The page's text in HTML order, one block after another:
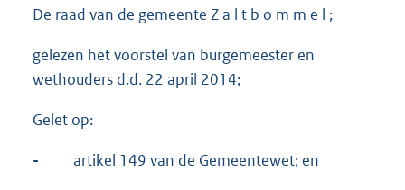
De raad van de gemeente Z a l t b o m m e l ;
gelezen het voorstel van burgemeester en
wethouders d.d. 22 april 2014;
Gelet op:
- artikel 149 van de Gemeentewet; en